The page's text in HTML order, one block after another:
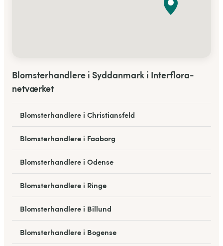
Blomsterhandlere i Syddanmark i Interflora-
netværket
Blomsterhandlere i Christiansfeld
Blomsterhandlere i Faaborg
Blomsterhandlere i Odense
Blomsterhandlere i Ringe
Blomsterhandlere i Billund
Blomsterhandlere i Bogense